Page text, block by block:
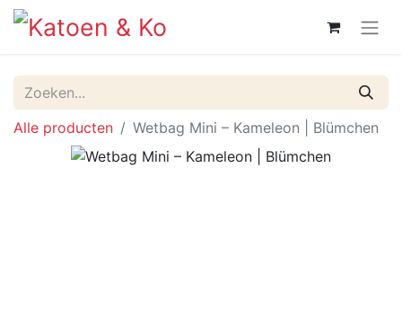
Alle producten Wetbag Mini – Kameleon | Blümchen